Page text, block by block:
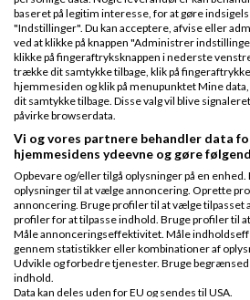
helst (13+)"
-istedet for default indstillingen,
Dette vil fjerne login-delen og
direkte til linket, hvorefter de
Bum. :-)
Svar
baseret på legitim interesse, for at gøre
"Indstillinger". Du kan acceptere, afvise eller
ved at klikke på knappen "Administrer
klikke på fingeraftryksknappen i nederste
trække dit samtykke tilbage, klik på
hjemmesiden og klik på menupunktet Mine
dit samtykke tilbage. Disse valg vil blive
påvirke browserdata.
Vi og vores partnere behandler data
hjemmesidens ydeevne og gøre
Opbevare og/eller tilgå oplysninger på en
oplysninger til at vælge annoncering. Oprette
annoncering. Bruge profiler til at vælge tilpasset
profiler for at tilpasse indhold. Bruge profiler til
Måle annonceringseffektivitet. Måle
gennem statistikker eller kombinationer af
Udvikle og forbedre tjenester. Bruge
indhold.
Data kan deles uden for EU og sendes til USA.